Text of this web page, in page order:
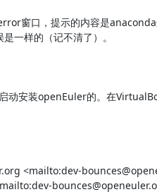
窗口，提示的内容是
一样的（记不清了）。
动安装openEuler的。在
<mailto:dev-